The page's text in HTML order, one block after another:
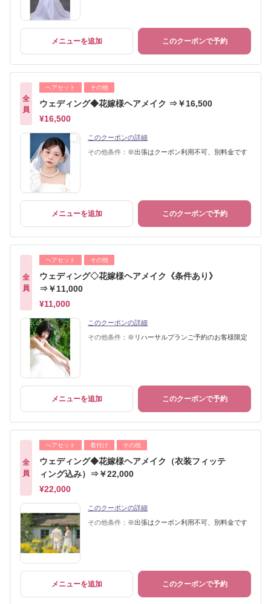
メニューを追加 このクーポンで予約
全
員
ヘアセット その他
ウェディング◆花嫁様ヘアメイク ⇒￥16,500
¥16,500
このクーポンの詳細
その他条件： ※出張はクーポン利用不可、別料金です
メニューを追加 このクーポンで予約
全
員
ヘアセット その他
ウェディング◇花嫁様ヘアメイク《条件あり》
⇒￥11,000
¥11,000
このクーポンの詳細
その他条件： ※リハーサルプランご予約のお客様限定
メニューを追加 このクーポンで予約
全
員
ヘアセット 着付け その他
ウェディング◆花嫁様ヘアメイク（衣装フィッテ
ィング込み）⇒￥22,000
¥22,000
このクーポンの詳細
その他条件： ※出張はクーポン利用不可、別料金です
メニューを追加 このクーポンで予約